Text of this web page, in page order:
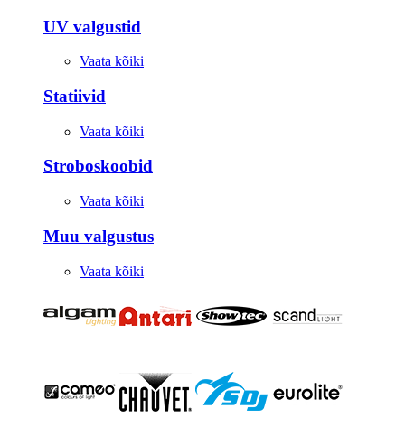
UV valgustid
Vaata kõiki
Statiivid
Vaata kõiki
Stroboskoobid
Vaata kõiki
Muu valgustus
Vaata kõiki